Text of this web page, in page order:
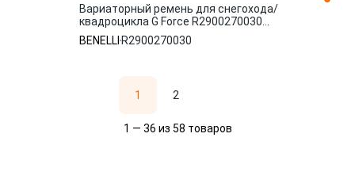
Вариаторный ремень для снегохода/
квадроцикла G Force R2900270030
BENELLI
BENELLI R2900270030
1 2
1 — 36 из 58 товаров